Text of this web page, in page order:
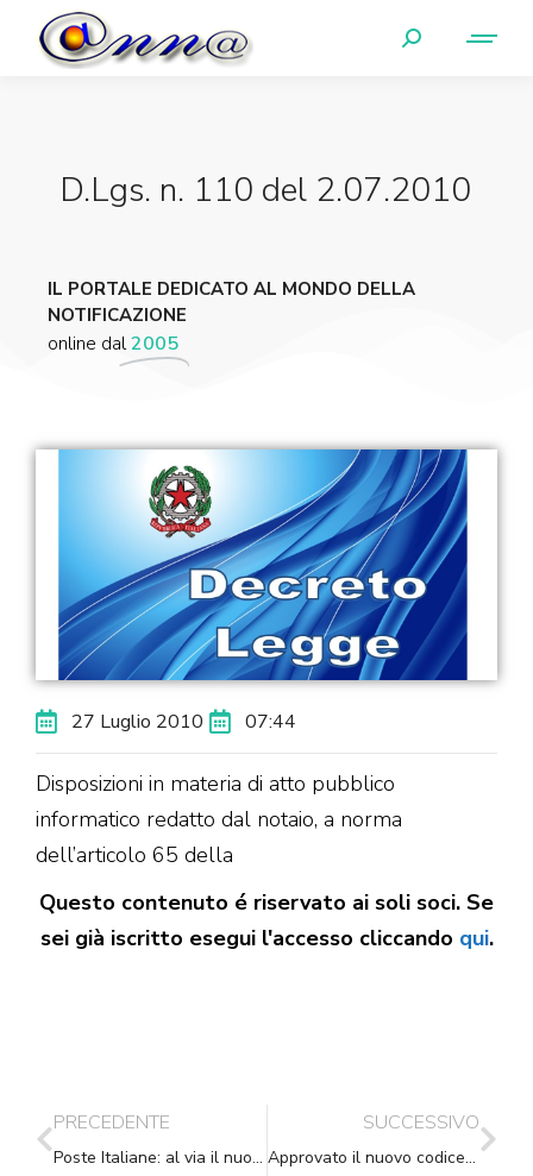
D.Lgs. n. 110 del 2.07.2010
IL PORTALE DEDICATO AL MONDO DELLA
NOTIFICAZIONE
online dal2005
27 Luglio 2010 07:44
Disposizioni in materia di atto pubblico
informatico redatto dal notaio, a norma
dell’articolo 65 della
Questo contenuto é riservato ai soli soci. Se
sei già iscritto esegui l'accesso cliccando qui.
PRECEDENTE
Poste Italiane: al via il nuovo modello di recapito consegna 8-20 e fascia pomeridiana dedicata a famiglie, pmi e professionisti Al sabato consegna della posta a firma con orari concordati
SUCCESSIVO
Approvato il nuovo codice della strada